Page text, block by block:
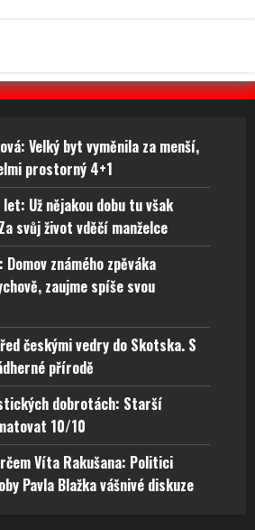
Velký byt vyměnila za menší,
prostorný 4+1
Už nějakou dobu tu však
svůj život vděčí manželce
známého zpěváka
zaujme spíše svou
českými vedry do Skotska. S
přírodě
dobrotách: Starší
10/10
Víta Rakušana: Politici
Pavla Blažka vášnivé diskuze